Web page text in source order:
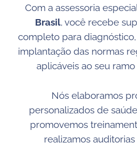
Com a assessoria
Brasil, você recebe
completo para
implantação das normas
aplicáveis ao seu
Nós elaboramos
personalizados de
promovemos
realizamos